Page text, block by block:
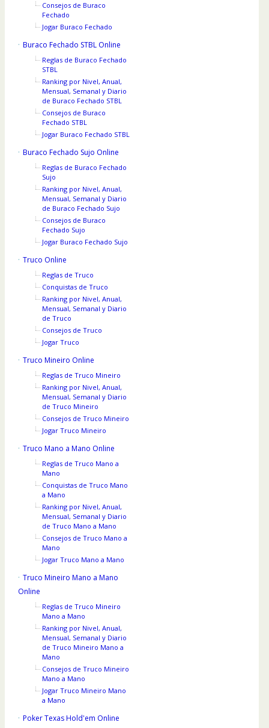
Consejos de Buraco
Fechado
Jogar Buraco Fechado
Buraco Fechado STBL Online
Reglas de Buraco Fechado
STBL
Ranking por Nivel, Anual,
Mensual, Semanal y Diario
de Buraco Fechado STBL
Consejos de Buraco
Fechado STBL
Jogar Buraco Fechado STBL
Buraco Fechado Sujo Online
Reglas de Buraco Fechado
Sujo
Ranking por Nivel, Anual,
Mensual, Semanal y Diario
de Buraco Fechado Sujo
Consejos de Buraco
Fechado Sujo
Jogar Buraco Fechado Sujo
Truco Online
Reglas de Truco
Conquistas de Truco
Ranking por Nivel, Anual,
Mensual, Semanal y Diario
de Truco
Consejos de Truco
Jogar Truco
Truco Mineiro Online
Reglas de Truco Mineiro
Ranking por Nivel, Anual,
Mensual, Semanal y Diario
de Truco Mineiro
Consejos de Truco Mineiro
Jogar Truco Mineiro
Truco Mano a Mano Online
Reglas de Truco Mano a
Mano
Conquistas de Truco Mano
a Mano
Ranking por Nivel, Anual,
Mensual, Semanal y Diario
de Truco Mano a Mano
Consejos de Truco Mano a
Mano
Jogar Truco Mano a Mano
Truco Mineiro Mano a Mano
Online
Reglas de Truco Mineiro
Mano a Mano
Ranking por Nivel, Anual,
Mensual, Semanal y Diario
de Truco Mineiro Mano a
Mano
Consejos de Truco Mineiro
Mano a Mano
Jogar Truco Mineiro Mano
a Mano
Poker Texas Hold'em Online